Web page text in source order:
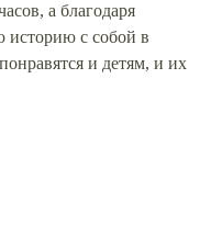
а благодаря
историю с собой в
и детям, и их